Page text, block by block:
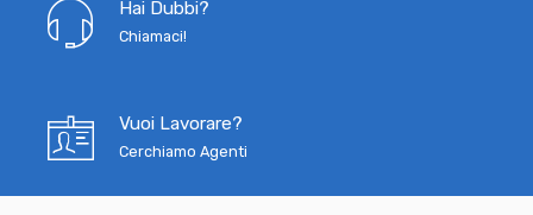
Hai Dubbi?
Chiamaci!
Vuoi Lavorare?
Cerchiamo Agenti